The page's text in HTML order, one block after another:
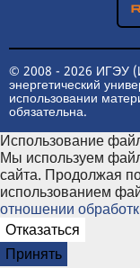
© 2008 - 2026 ИГЭУ
энергетический
использовании
обязательна.
Использование
Мы используем
сайта. Продолжая
использованием
отношении
Отказаться
Принять